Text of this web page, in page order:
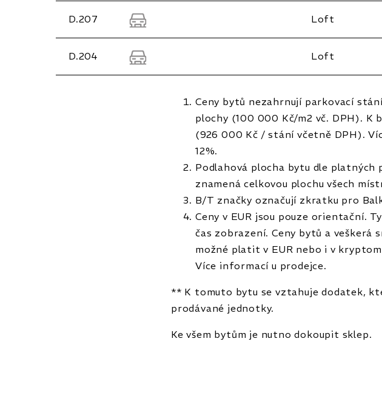
D.207 Loft
D.204 Loft
Ceny bytů nezahrnují parkovací
plochy (100 000 Kč/m2 vč. DPH).
(926 000 Kč / stání včetně DPH).
12%.
Podlahová plocha bytu dle platných
znamená celkovou plochu všech
B/T značky označují zkratku pro
Ceny v EUR jsou pouze orientační.
čas zobrazení. Ceny bytů a veškerá
možné platit v EUR nebo i v
Více informací u prodejce.
** K tomuto bytu se vztahuje dodatek,
prodávané jednotky.
Ke všem bytům je nutno dokoupit sklep.